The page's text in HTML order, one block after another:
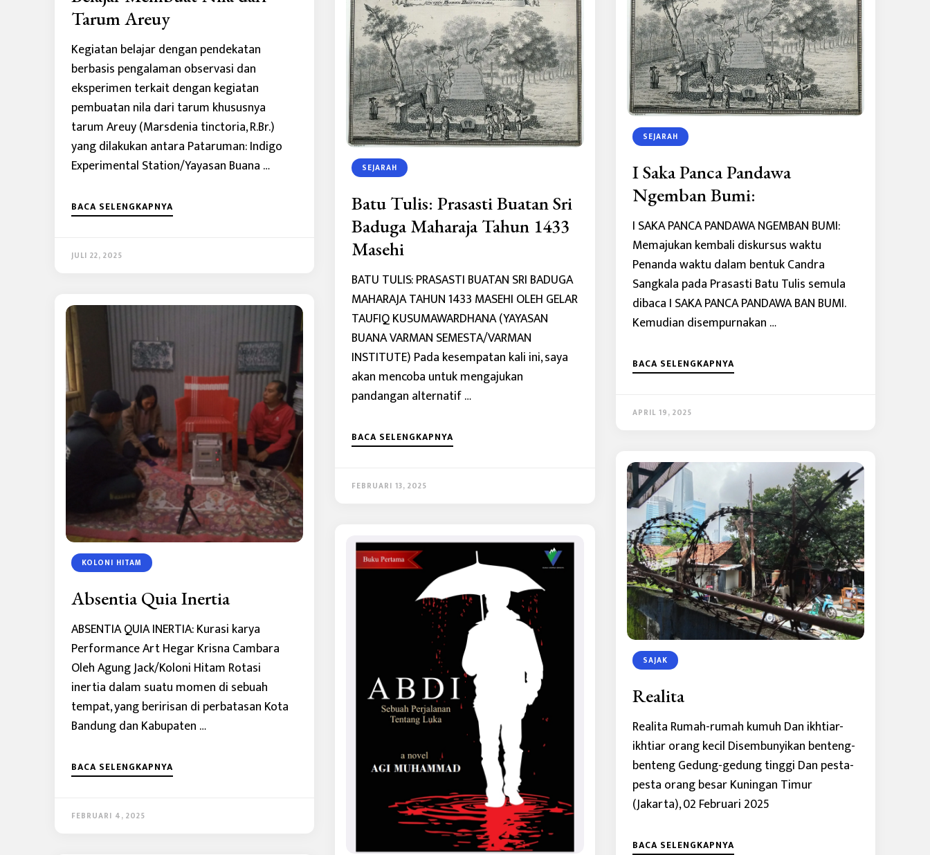
Tarum Areuy
Kegiatan belajar dengan pendekatan
berbasis pengalaman observasi dan
eksperimen terkait dengan kegiatan
pembuatan nila dari tarum khususnya
tarum Areuy (Marsdenia tinctoria, R.Br.)
yang dilakukan antara Pataruman: Indigo
Experimental Station/Yayasan Buana …
BACA SELENGKAPNYA
JULI 22, 2025
SEJARAH
I Saka Panca Pandawa
Ngemban Bumi:
I SAKA PANCA PANDAWA NGEMBAN BUMI:
Memajukan kembali diskursus waktu
Penanda waktu dalam bentuk Candra
Sangkala pada Prasasti Batu Tulis semula
dibaca I SAKA PANCA PANDAWA BAN BUMI.
Kemudian disempurnakan …
BACA SELENGKAPNYA
APRIL 19, 2025
SEJARAH
Batu Tulis: Prasasti Buatan Sri
Baduga Maharaja Tahun 1433
Masehi
BATU TULIS: PRASASTI BUATAN SRI BADUGA
MAHARAJA TAHUN 1433 MASEHI OLEH GELAR
TAUFIQ KUSUMAWARDHANA (YAYASAN
BUANA VARMAN SEMESTA/VARMAN
INSTITUTE) Pada kesempatan kali ini, saya
akan mencoba untuk mengajukan
pandangan alternatif …
BACA SELENGKAPNYA
FEBRUARI 13, 2025
KOLONI HITAM
Absentia Quia Inertia
ABSENTIA QUIA INERTIA: Kurasi karya
Performance Art Hegar Krisna Cambara
Oleh Agung Jack/Koloni Hitam Rotasi
inertia dalam suatu momen di sebuah
tempat, yang beririsan di perbatasan Kota
Bandung dan Kabupaten …
BACA SELENGKAPNYA
FEBRUARI 4, 2025
SAJAK
Realita
Realita Rumah-rumah kumuh Dan ikhtiar-
ikhtiar orang kecil Disembunyikan benteng-
benteng Gedung-gedung tinggi Dan pesta-
pesta orang besar Kuningan Timur
(Jakarta), 02 Februari 2025
BACA SELENGKAPNYA